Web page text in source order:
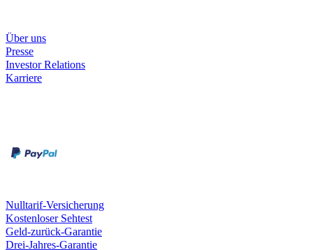
Über uns
Presse
Investor Relations
Karriere
Nulltarif-Versicherung
Kostenloser Sehtest
Geld-zurück-Garantie
Drei-Jahres-Garantie